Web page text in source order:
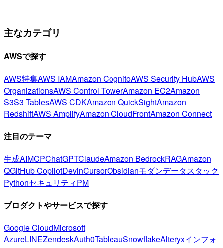
主なカテゴリ
AWSで探す
AWS特集AWS IAMAmazon CognitoAWS Security HubAWS
OrganizationsAWS Control TowerAmazon EC2Amazon
S3S3 TablesAWS CDKAmazon QuickSightAmazon
RedshiftAWS AmplifyAmazon CloudFrontAmazon Connect
注目のテーマ
生成AIMCPChatGPTClaudeAmazon BedrockRAGAmazon
QGitHub CopilotDevinCursorObsidianモダンデータスタック
PythonセキュリティPM
プロダクトやサービスで探す
Google CloudMicrosoft
AzureLINEZendeskAuth0TableauSnowflakeAlteryxインフォ